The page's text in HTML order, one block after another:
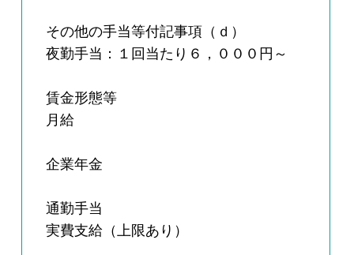
その他の手当等付記事項（ｄ）
夜勤手当：１回当たり６，０００円～
賃金形態等
月給
企業年金
通勤手当
実費支給（上限あり）